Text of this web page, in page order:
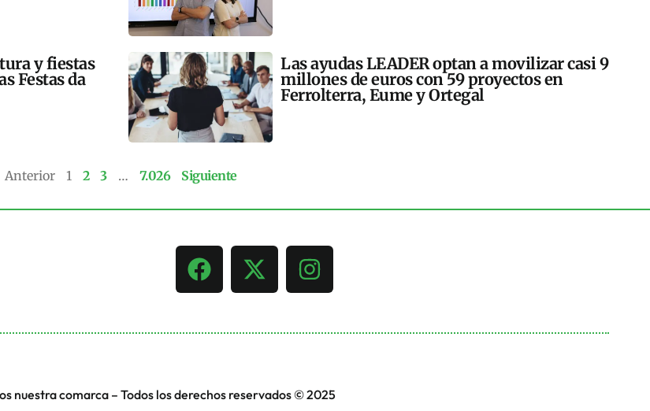
y fiestas
Festas da
Las ayudas LEADER optan a movilizar casi 9
millones de euros con 59 proyectos en
Ferrolterra, Eume y Ortegal
Anterior 1 2 3 … 7.026 Siguiente
nuestra comarca – Todos los derechos reservados © 2025